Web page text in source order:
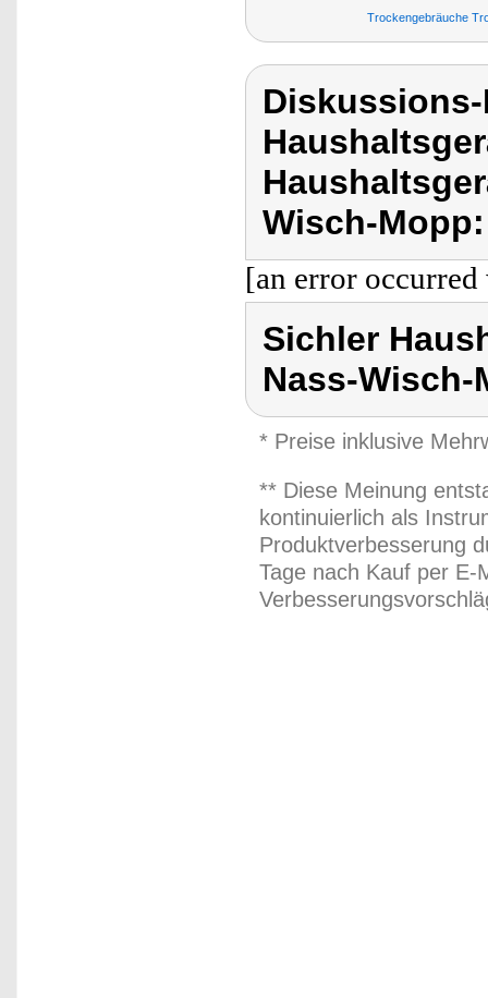
Trockengebräuche
Wisch-Mopp:
[an error
Sichler
Nass-Wisch-
* Preise inklusive
** Diese Meinung
kontinuierlich als
Produktverbesserung
Tage nach Kauf per E-